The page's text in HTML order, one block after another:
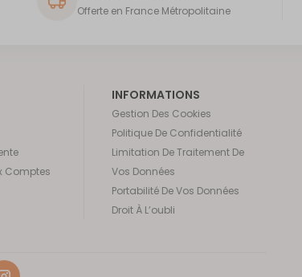
Offerte en France Métropolitaine
Comptes
INFORMATIONS
Gestion Des Cookies
Politique De Confidentialité
Limitation De Traitement De
Vos Données
Portabilité De Vos Données
Droit À L’oubli